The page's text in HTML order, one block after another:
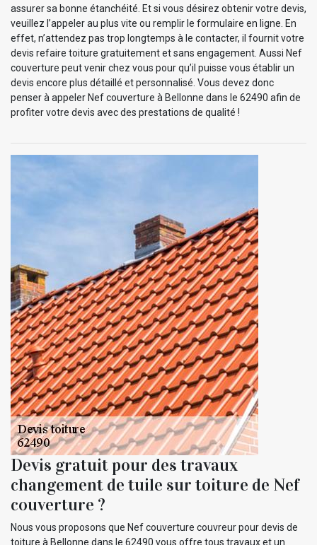
assurer sa bonne étanchéité. Et si vous désirez obtenir votre devis,
veuillez l’appeler au plus vite ou remplir le formulaire en ligne. En
effet, n’attendez pas trop longtemps à le contacter, il fournit votre
devis refaire toiture gratuitement et sans engagement. Aussi Nef
couverture peut venir chez vous pour qu’il puisse vous établir un
devis encore plus détaillé et personnalisé. Vous devez donc
penser à appeler Nef couverture à Bellonne dans le 62490 afin de
profiter votre devis avec des prestations de qualité !
Devis gratuit pour des travaux
changement de tuile sur toiture de Nef
couverture ?
Nous vous proposons que Nef couverture couvreur pour devis de
toiture à Bellonne dans le 62490 vous offre tous travaux et un